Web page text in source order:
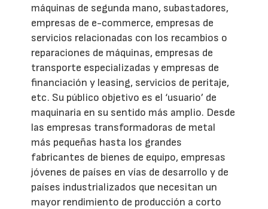
máquinas de segunda mano, subastadores,
empresas de e-commerce, empresas de
servicios relacionadas con los recambios o
reparaciones de máquinas, empresas de
transporte especializadas y empresas de
financiación y leasing, servicios de peritaje,
etc. Su público objetivo es el ‘usuario’ de
maquinaria en su sentido más amplio. Desde
las empresas transformadoras de metal
más pequeñas hasta los grandes
fabricantes de bienes de equipo, empresas
jóvenes de países en vías de desarrollo y de
países industrializados que necesitan un
mayor rendimiento de producción a corto